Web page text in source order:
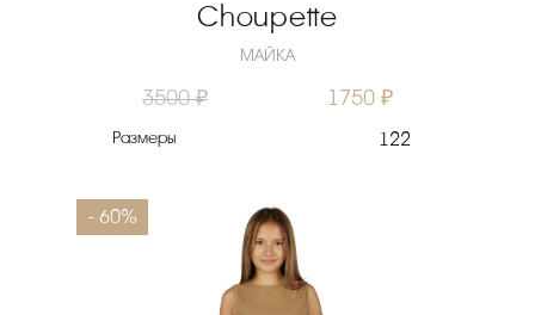
Choupette
МАЙКА
3500 ₽ 1750 ₽
Размеры 122
- 60%